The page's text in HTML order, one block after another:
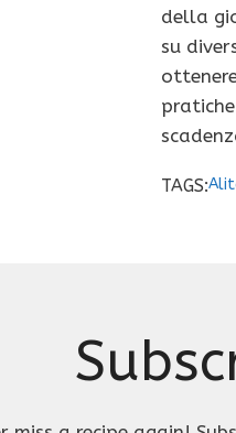
della
su
TAGS: